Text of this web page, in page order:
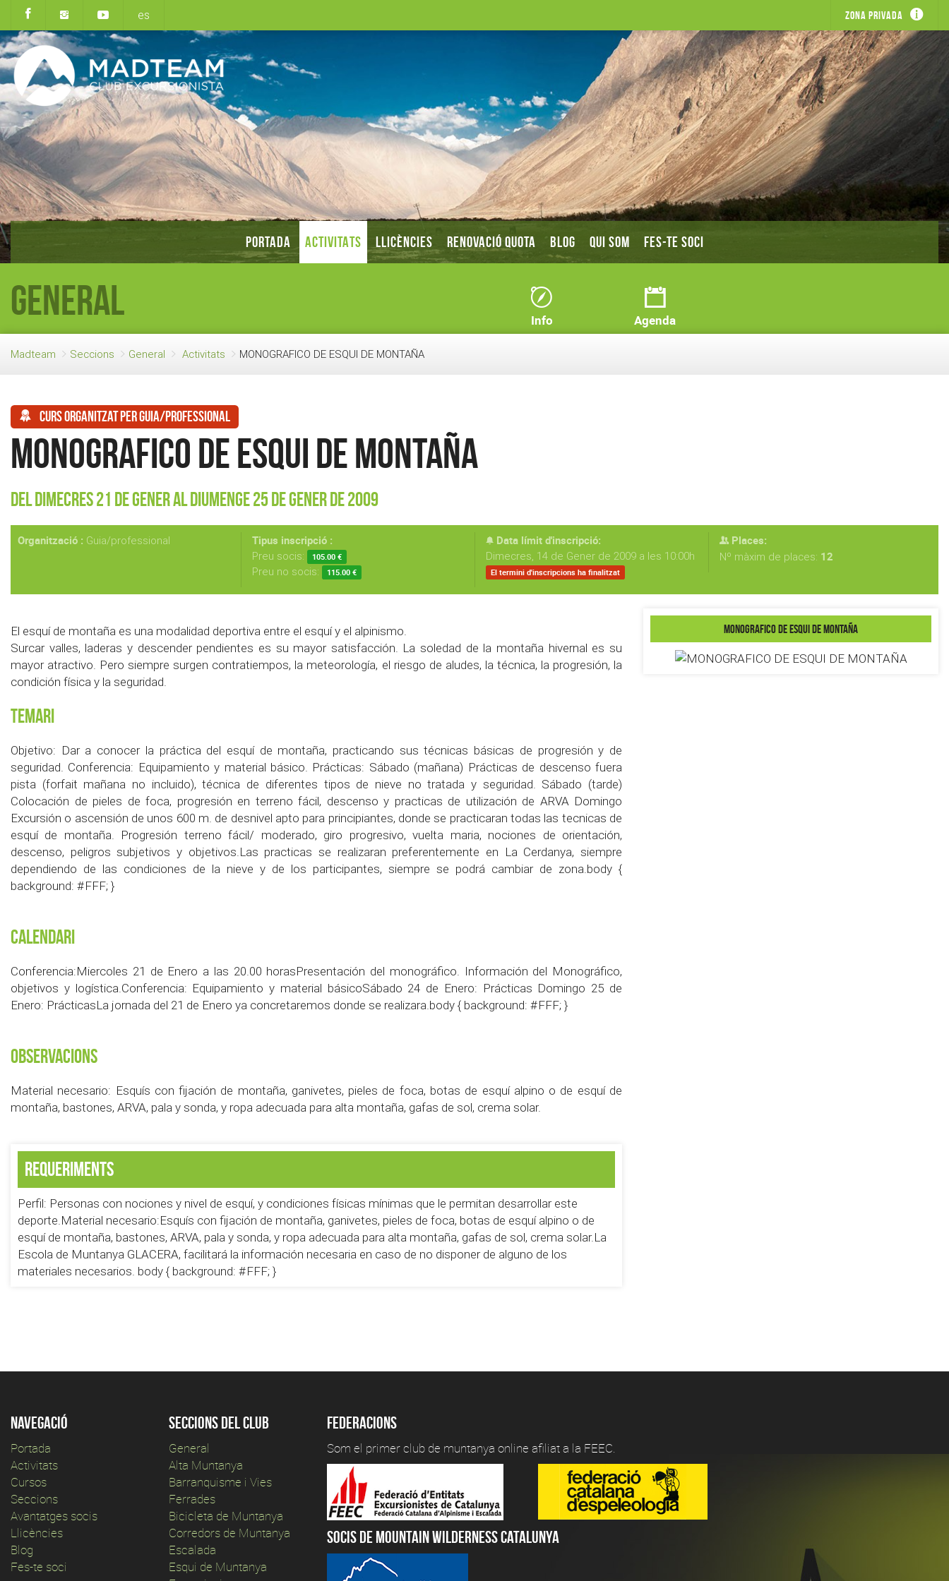
es Zona privada
PORTADA ACTIVITATS LLICÈNCIES RENOVACIÓ QUOTA BLOG QUI SOM FES-TE SOCI
General Info Agenda
Madteam Seccions General Activitats MONOGRAFICO DE ESQUI DE MONTAÑA
Curs organitzat per guia/professional
MONOGRAFICO DE ESQUI DE MONTAÑA
Del Dimecres 21 de Gener al Diumenge 25 de Gener de 2009
Organització : Guia/professional Tipus inscripció :
Preu socis: 105.00 €
Preu no socis: 115.00 €
Data límit d'inscripció:
Dimecres, 14 de Gener de 2009 a les 10:00h
El termini d'inscripcions ha finalitzat
Places:
Nº màxim de places: 12
El esquí de montaña es una modalidad deportiva entre el esquí y el alpinismo.
Surcar valles, laderas y descender pendientes es su mayor satisfacción. La soledad de la montaña hivernal es su
mayor atractivo. Pero siempre surgen contratiempos, la meteorología, el riesgo de aludes, la técnica, la progresión, la
condición física y la seguridad.
Temari
Objetivo: Dar a conocer la práctica del esquí de montaña, practicando sus técnicas básicas de progresión y de
seguridad. Conferencia: Equipamiento y material básico. Prácticas: Sábado (mañana) Prácticas de descenso fuera
pista (forfait mañana no incluido), técnica de diferentes tipos de nieve no tratada y seguridad. Sábado (tarde)
Colocación de pieles de foca, progresión en terreno fácil, descenso y practicas de utilización de ARVA Domingo
Excursión o ascensión de unos 600 m. de desnivel apto para principiantes, donde se practicaran todas las tecnicas de
esquí de montaña. Progresión terreno fácil/ moderado, giro progresivo, vuelta maria, nociones de orientación,
descenso, peligros subjetivos y objetivos.Las practicas se realizaran preferentemente en La Cerdanya, siempre
dependiendo de las condiciones de la nieve y de los participantes, siempre se podrá cambiar de zona.body {
background: #FFF; }
Calendari
Conferencia:Miercoles 21 de Enero a las 20.00 horasPresentación del monográfico. Información del Monográfico,
objetivos y logística.Conferencia: Equipamiento y material básicoSábado 24 de Enero: Prácticas Domingo 25 de
Enero: PrácticasLa jornada del 21 de Enero ya concretaremos donde se realizara.body { background: #FFF; }
Observacions
Material necesario: Esquís con fijación de montaña, ganivetes, pieles de foca, botas de esquí alpino o de esquí de
montaña, bastones, ARVA, pala y sonda, y ropa adecuada para alta montaña, gafas de sol, crema solar.
Requeriments
Perfil: Personas con nociones y nivel de esquí, y condiciones físicas mínimas que le permitan desarrollar este
deporte.Material necesario:Esquís con fijación de montaña, ganivetes, pieles de foca, botas de esquí alpino o de
esquí de montaña, bastones, ARVA, pala y sonda, y ropa adecuada para alta montaña, gafas de sol, crema solar.La
Escola de Muntanya GLACERA, facilitará la información necesaria en caso de no disponer de alguno de los
materiales necesarios. body { background: #FFF; }
MONOGRAFICO DE ESQUI DE MONTAÑA
Navegació
Portada
Activitats
Cursos
Seccions
Avantatges socis
Llicències
Blog
Fes-te soci
Seccions del club
General
Alta Muntanya
Barranquisme i Vies
Ferrades
Bicicleta de Muntanya
Corredors de Muntanya
Escalada
Esqui de Muntanya
Federacions
Som el primer club de muntanya online afiliat a la FEEC.
Socis de Mountain Wilderness Catalunya